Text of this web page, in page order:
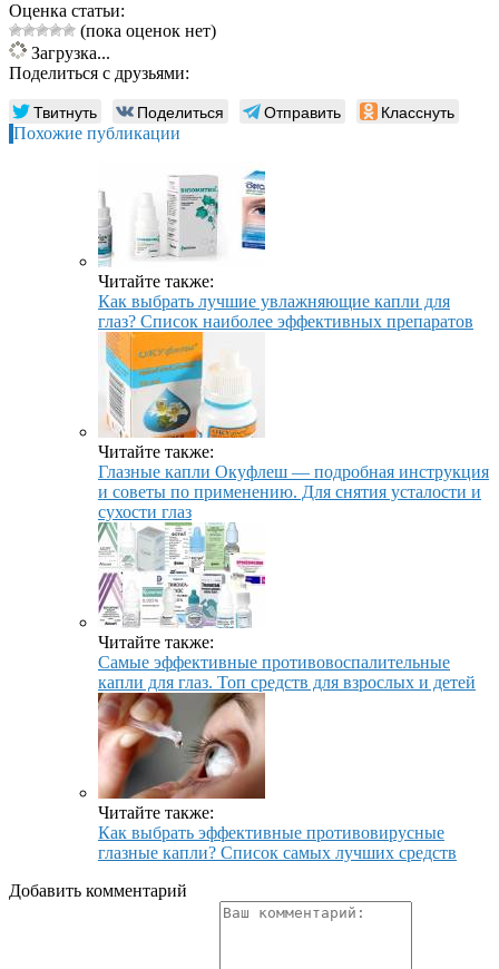
Оценка статьи:
(пока оценок нет)
Загрузка...
Поделиться с друзьями:
Твитнуть Поделиться Отправить Класснуть
Похожие публикации
Читайте также:
Как выбрать лучшие увлажняющие капли для
глаз? Список наиболее эффективных препаратов
Читайте также:
Глазные капли Окуфлеш — подробная инструкция
и советы по применению. Для снятия усталости и
сухости глаз
Читайте также:
Самые эффективные противовоспалительные
капли для глаз. Топ средств для взрослых и детей
Читайте также:
Как выбрать эффективные противовирусные
глазные капли? Список самых лучших средств
Добавить комментарий